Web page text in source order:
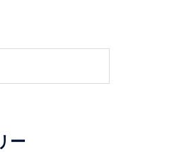
ー